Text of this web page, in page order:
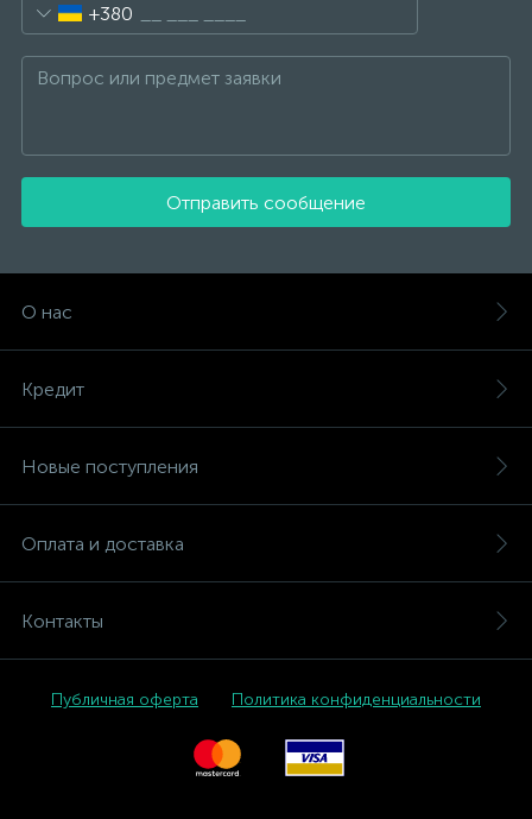
+380
Отправить сообщение
О нас
Кредит
Новые поступления
Оплата и доставка
Контакты
Публичная оферта Политика конфиденциальности